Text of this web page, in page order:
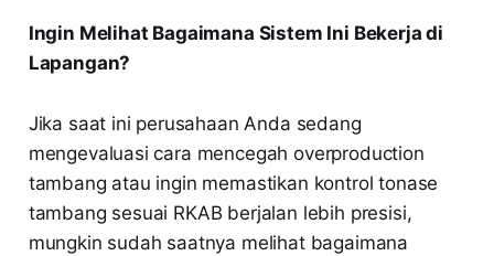
Ingin Melihat Bagaimana Sistem Ini Bekerja di
Lapangan?
Jika saat ini perusahaan Anda sedang
mengevaluasi cara mencegah overproduction
tambang atau ingin memastikan kontrol tonase
tambang sesuai RKAB berjalan lebih presisi,
mungkin sudah saatnya melihat bagaimana